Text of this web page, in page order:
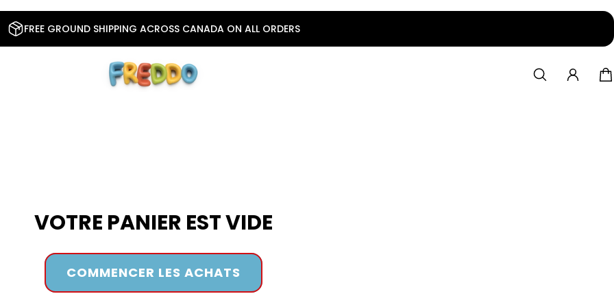
FREE GROUND SHIPPING ACROSS CANADA ON ALL ORDERS
VOTRE PANIER EST VIDE
COMMENCER LES ACHATS